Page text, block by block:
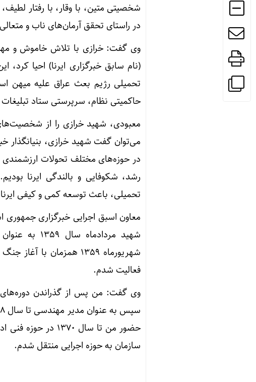
شخصیتی متین، با وقار، با رفتار
در راستای تحقق آرمان‌های ناب و
وی گفت: خرازی با تلاش خاموش و
(نام سابق خبرگزاری ایرنا) احیا
تحمیلی رژیم بعث عراق علیه میهن
حاکمیتی نظام، سرپرستی ستاد
معبودی، شهید خرازی را از
می‌توان گفت شهید خرازی، بنیانگذار
در حوزه‌های مختلف تحولات ارزشمندی
رشد، شکوفایی و بالندگی ایرنا
تحمیلی، باعث توسعه کمی و کیفی
معاون اسبق اجرایی خبرگزاری جمهوری
شهید
شهریورماه ۱۳۵۹
فعالیت شدم.
وی گفت: من پس از گذراندن دوره‌های
حضور من تا سال
سازمان به حوزه اجرایی منتقل شدم.